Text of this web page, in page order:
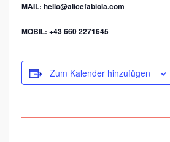
MAIL: hello@alicefabiola.com
MOBIL: +43 660 2271645
Zum Kalender hinzufügen